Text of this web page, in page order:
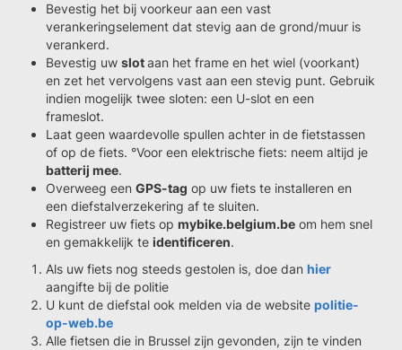
Bevestig het bij voorkeur aan een vast
verankeringselement dat stevig aan de grond/muur is
verankerd.
Bevestig uw slotaan het frame en het wiel (voorkant)
en zet het vervolgens vast aan een stevig punt. Gebruik
indien mogelijk twee sloten: een U-slot en een
frameslot.
Laat geen waardevolle spullen achter in de fietstassen
of op de fiets. °Voor een elektrische fiets: neem altijd je
batterij mee.
Overweeg een GPS-tag op uw fiets te installeren en
een diefstalverzekering af te sluiten.
Registreer uw fiets op mybike.belgium.be om hem snel
en gemakkelijk te identificeren.
Als uw fiets nog steeds gestolen is, doe dan hier
aangifte bij de politie
U kunt de diefstal ook melden via de website politie-
op-web.be
Alle fietsen die in Brussel zijn gevonden, zijn te vinden